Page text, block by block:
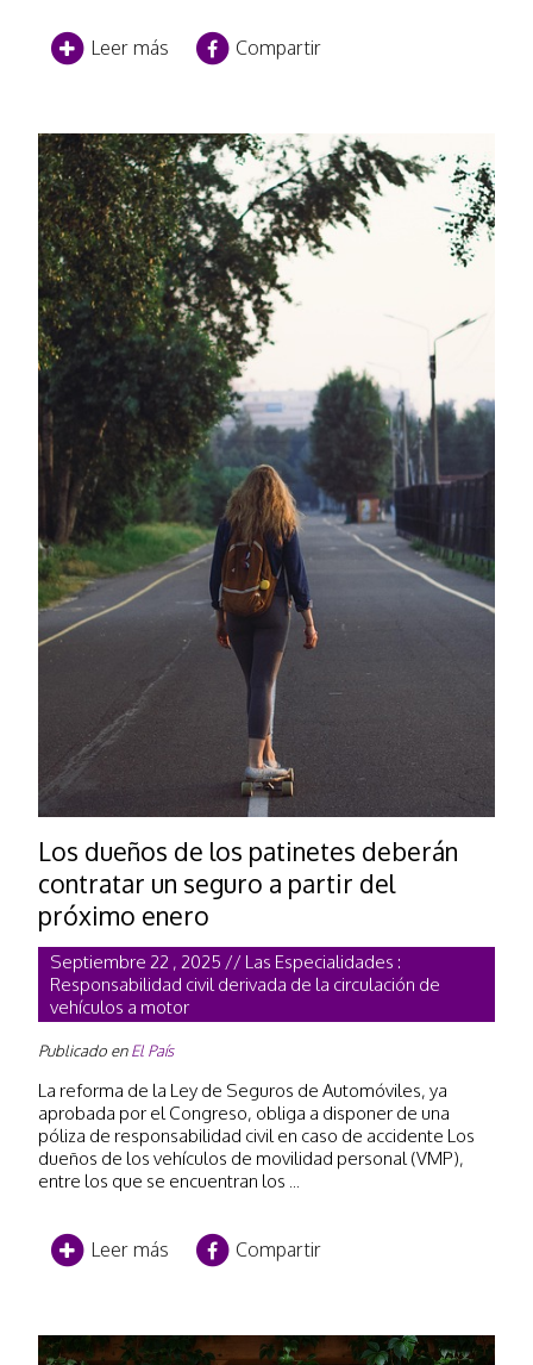
Leer más Compartir
Los dueños de los patinetes deberán
contratar un seguro a partir del
próximo enero
Septiembre 22 , 2025 // Las Especialidades :
Responsabilidad civil derivada de la circulación de
vehículos a motor
Publicado enEl País
La reforma de la Ley de Seguros de Automóviles, ya
aprobada por el Congreso, obliga a disponer de una
póliza de responsabilidad civil en caso de accidente Los
dueños de los vehículos de movilidad personal (VMP),
entre los que se encuentran los ...
Leer más Compartir